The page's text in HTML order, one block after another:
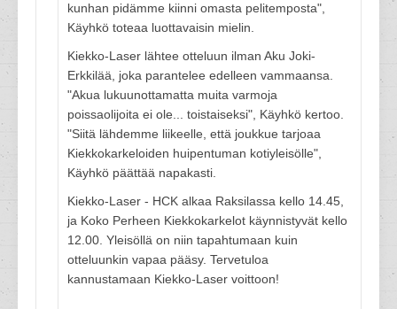
kunhan pidämme kiinni omasta pelitemposta",
Käyhkö toteaa luottavaisin mielin.
Kiekko-Laser lähtee otteluun ilman Aku Joki-
Erkkilää, joka parantelee edelleen vammaansa.
"Akua lukuunottamatta muita varmoja
poissaolijoita ei ole... toistaiseksi", Käyhkö kertoo.
"Siitä lähdemme liikeelle, että joukkue tarjoaa
Kiekkokarkeloiden huipentuman kotiyleisölle",
Käyhkö päättää napakasti.
Kiekko-Laser - HCK alkaa Raksilassa kello 14.45,
ja Koko Perheen Kiekkokarkelot käynnistyvät kello
12.00. Yleisöllä on niin tapahtumaan kuin
otteluunkin vapaa pääsy. Tervetuloa
kannustamaan Kiekko-Laser voittoon!